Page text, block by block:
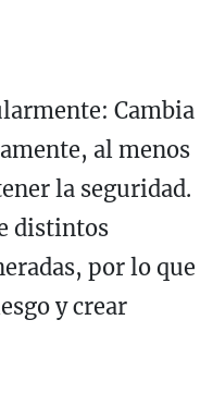
Cambia
al menos
la seguridad.
distintos
por lo que
y crear